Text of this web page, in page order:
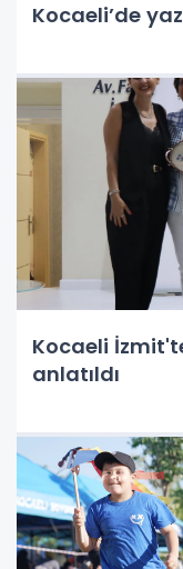
Kocaeli’de
Kocaeli
anlatıldı